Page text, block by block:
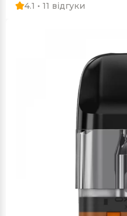
4.1 • 11 відгуки